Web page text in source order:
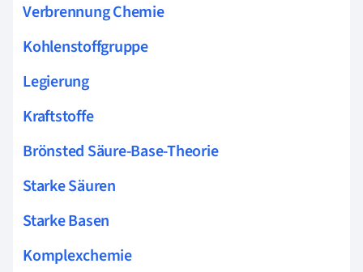
Verbrennung Chemie
Kohlenstoffgruppe
Legierung
Kraftstoffe
Brönsted Säure-Base-Theorie
Starke Säuren
Starke Basen
Komplexchemie